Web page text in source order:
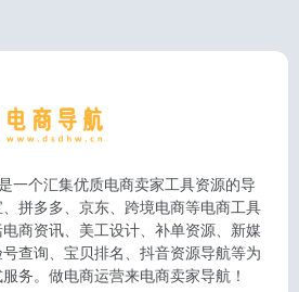
一个汇集优质电商卖家工具资源的导
拼多多、京东、跨境电商等电商工具
商资讯、美工设计、补单资源、新媒
查询、宝贝排名、抖音资源导航等为
务。做电商运营来电商卖家导航！